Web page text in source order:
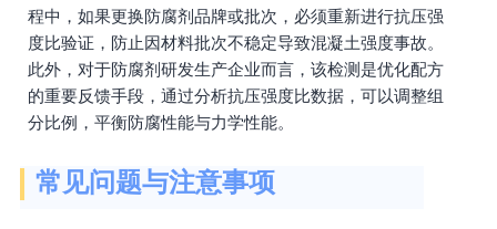
程中，如果更换防腐剂品牌或批次，必须重新进行抗压强
度比验证，防止因材料批次不稳定导致混凝土强度事故。
此外，对于防腐剂研发生产企业而言，该检测是优化配方
的重要反馈手段，通过分析抗压强度比数据，可以调整组
分比例，平衡防腐性能与力学性能。
常见问题与注意事项